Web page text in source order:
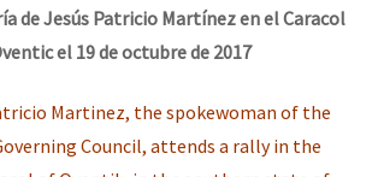
de Jesús Patricio Martínez en el Caracol
el 19 de octubre de 2017